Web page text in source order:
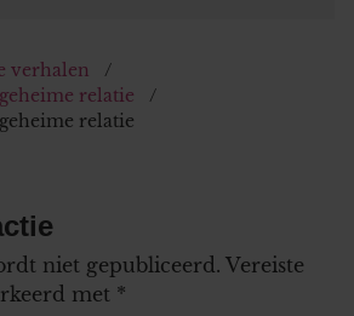
verhalen
relatie
relatie
niet gepubliceerd. Vereiste
met *